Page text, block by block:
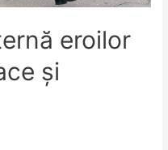
eroilor
și